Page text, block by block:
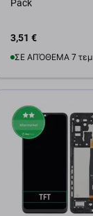
Pack
3,51 €
ΣΕ ΑΠΌΘΕΜΑ 7 τεμ